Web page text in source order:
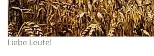
Liebe Leute!